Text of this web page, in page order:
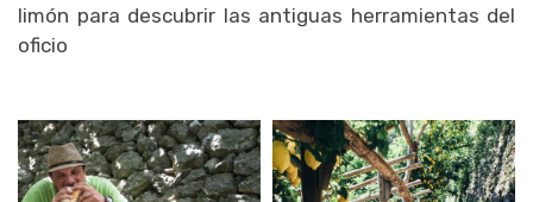
limón para descubrir las antiguas herramientas del
oficio